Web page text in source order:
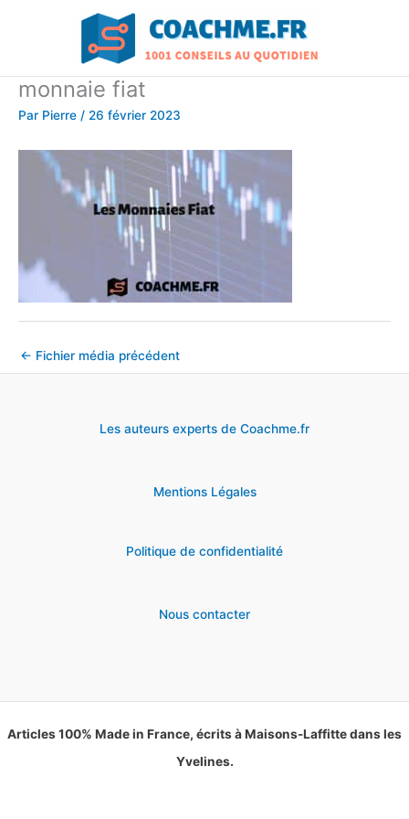
monnaie fiat
Par Pierre / 26 février 2023
← Fichier média précédent
Les auteurs experts de Coachme.fr
Mentions Légales
Politique de confidentialité
Nous contacter
Articles 100% Made in France, écrits à Maisons-Laffitte dans les
Yvelines.